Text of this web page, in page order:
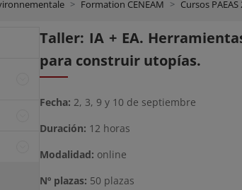
Formation CENEAM Cursos PAEAS
Taller: IA + EA.
para construir utopías.
Fecha: 2, 3, 9 y 10 de septiembre
Duración: 12 horas
Modalidad: online
Nº plazas: 50 plazas